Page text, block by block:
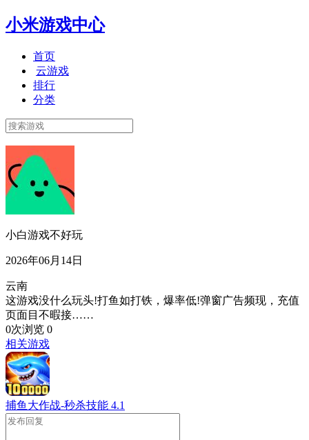
小米游戏中心
首页
云游戏
排行
分类
小白游戏不好玩
2026年06月14日
云南
这游戏没什么玩头!打鱼如打铁，爆率低!弹窗广告频现，充值
页面目不暇接……
0次浏览 0
相关游戏
捕鱼大作战-秒杀技能 4.1